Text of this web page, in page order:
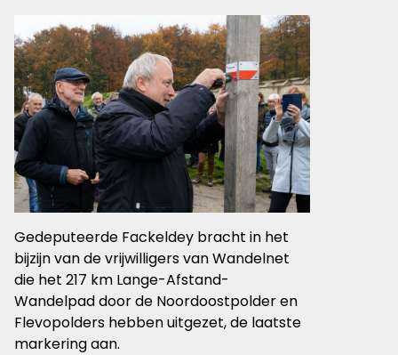
Gedeputeerde Fackeldey bracht in het
bijzijn van de vrijwilligers van Wandelnet
die het 217 km Lange-Afstand-
Wandelpad door de Noordoostpolder en
Flevopolders hebben uitgezet, de laatste
markering aan.